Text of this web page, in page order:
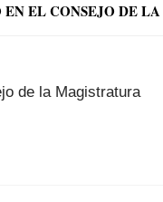
EL CONSEJO DE
de la Magistratura